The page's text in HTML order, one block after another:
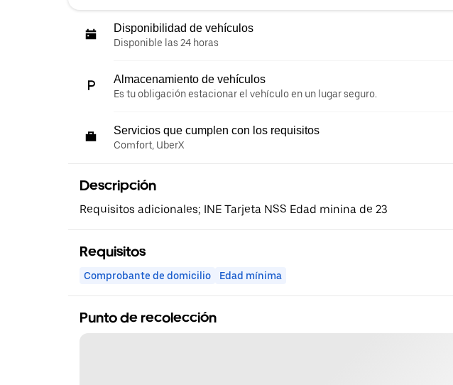
Disponibilidad de vehículos
Disponible las 24 horas
Almacenamiento de vehículos
Es tu obligación estacionar el vehículo en un lugar seguro.
Servicios que cumplen con los requisitos
Comfort, UberX
Descripción
Requisitos adicionales; INE Tarjeta NSS Edad minina de 23
Requisitos
Comprobante de domicilio Edad mínima
Punto de recolección